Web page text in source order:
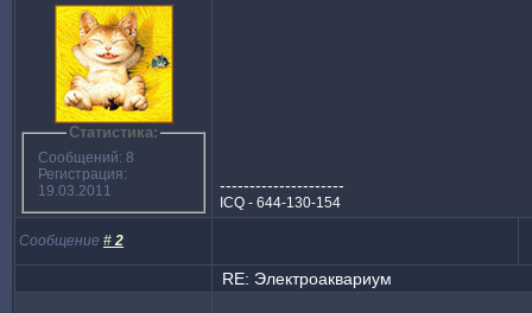
Статистика:
Сообщений: 8
Регистрация:
19.03.2011
---------------------
ICQ - 644-130-154
Сообщение # 2
RE: Электроаквариум